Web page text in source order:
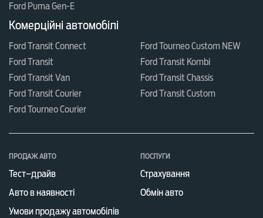
Ford Puma Gen-E
Комерційні автомобілі
Ford Transit Connect
Ford Tourneo Custom NEW
Ford Transit
Ford Transit Kombi
Ford Transit Van
Ford Transit Chassis
Ford Transit Courier
Ford Transit Custom
Ford Tourneo Courier
ПРОДАЖ АВТО
Тест–драйв
Авто в наявності
Умови продажу автомобілів
ПОСЛУГИ
Страхування
Обмін авто